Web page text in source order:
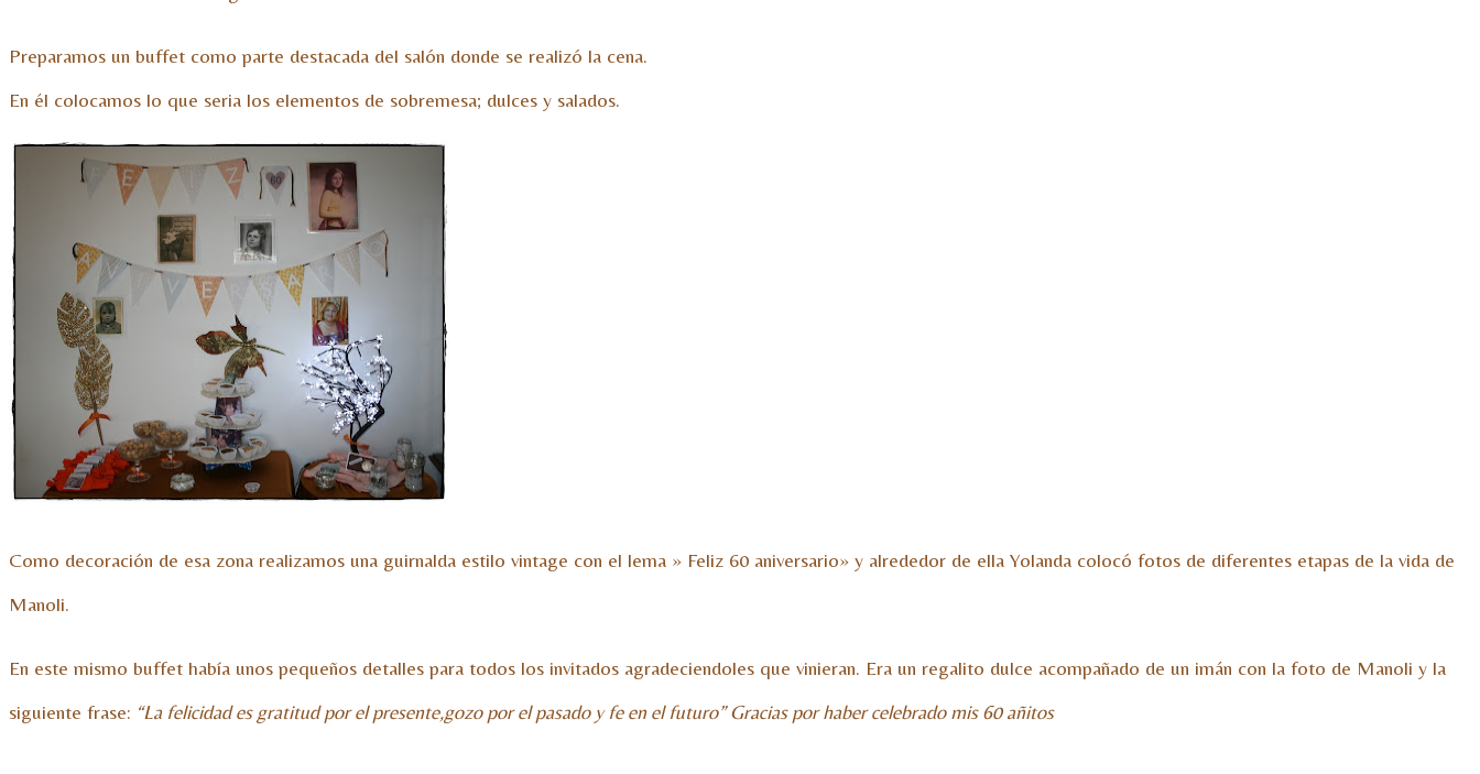
Preparamos un buffet como parte destacada del salón donde se realizó la cena.
En él colocamos lo que seria los elementos de sobremesa; dulces y salados.
Como decoración de esa zona realizamos una guirnalda estilo vintage con el lema » Feliz 60 aniversario» y alrededor de ella Yolanda colocó fotos de diferentes etapas de la vida de
Manoli.
En este mismo buffet había unos pequeños detalles para todos los invitados agradeciendoles que vinieran. Era un regalito dulce acompañado de un imán con la foto de Manoli y la
siguiente frase: “La felicidad es gratitud por el presente,gozo por el pasado y fe en el futuro” Gracias por haber celebrado mis 60 añitos